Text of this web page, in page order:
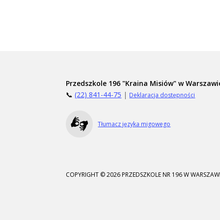
Przedszkole 196 "Kraina Misiów" w
📞(22) 841-44-75 | Deklaracja dostępności
Tłumacz języka migowego
COPYRIGHT © 2026 PRZEDSZKOLE NR 196 W